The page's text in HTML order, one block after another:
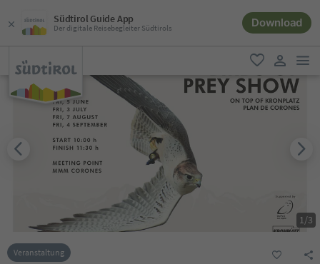
Südtirol Guide App
Der digitale Reisebegleiter Südtirols Download
favorit
user link
1/3
Veranstaltung